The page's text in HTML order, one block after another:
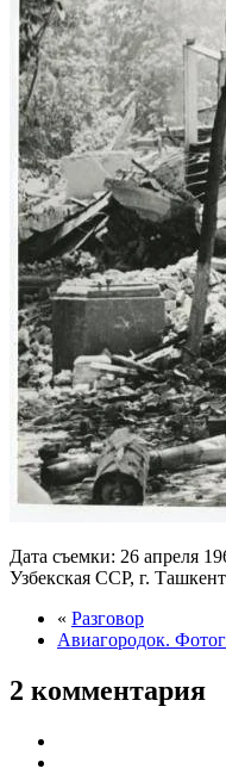
Дата съемки: 26 апреля
Узбекская ССР, г. Ташкент
« Разговор
Авиагородок.
2 комментария